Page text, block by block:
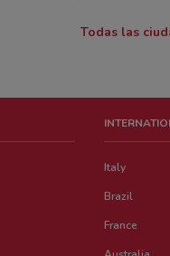
Todas las
Italy
Brazil
France